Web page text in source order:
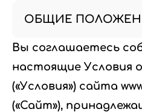
ОБЩИЕ
Вы соглашаетесь
настоящие Условия
(«Условия») сайта
(«Сайт»),